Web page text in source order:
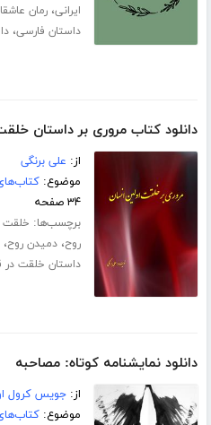
ایرانی،رمان
داستان فارسی،
دانلود کتاب مروری بر داستان
از: علی برنگی
موضوع:
۳۴ صفحه
برچسب‌ها: خلقت
روح،دمیدن روح،
داستان خلقت در
دانلود نمایشنامه کوتاه: مصاحبه
از:جویس کرول
موضوع: